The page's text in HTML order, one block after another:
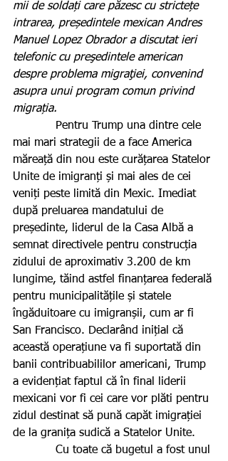
mii de soldați care păzesc cu strictețe
intrarea, președintele mexican Andres
Manuel Lopez Obrador a discutat ieri
telefonic cu preşedintele american
despre problema migraţiei, convenind
asupra unui program comun privind
migrația.
mai mari strategii de a face America
măreață din nou este curățarea Statelor
Unite de imigranți și mai ales de cei
veniți peste limită din Mexic. Imediat
după preluarea mandatului de
președinte, liderul de la Casa Albă a
semnat directivele pentru construcția
zidului de aproximativ 3.200 de km
lungime, tăind astfel finanțarea federală
pentru municipalitățile și statele
îngăduitoare cu imigranșii, cum ar fi
San Francisco. Declarând inițial că
această operațiune va fi suportată din
banii contribuabililor americani, Trump
a evidențiat faptul că în final liderii
mexicani vor fi cei care vor plăti pentru
zidul destinat să pună capăt imigrației
de la granița sudică a Statelor Unite.